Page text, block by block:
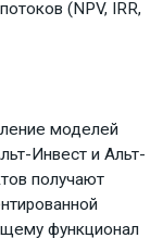
(NPV, IRR,
моделей
Инвест и Альт-
получают
функционал